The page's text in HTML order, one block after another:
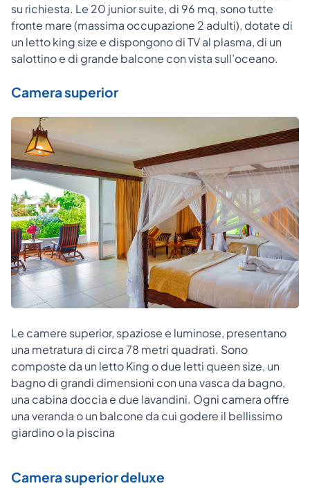
su richiesta. Le 20 junior suite, di 96 mq, sono tutte
fronte mare (massima occupazione 2 adulti), dotate di
un letto king size e dispongono di TV al plasma, di un
salottino e di grande balcone con vista sull’oceano.
Camera superior
Le camere superior, spaziose e luminose, presentano
una metratura di circa 78 metri quadrati. Sono
composte da un letto King o due letti queen size, un
bagno di grandi dimensioni con una vasca da bagno,
una cabina doccia e due lavandini. Ogni camera offre
una veranda o un balcone da cui godere il bellissimo
giardino o la piscina
Camera superior deluxe